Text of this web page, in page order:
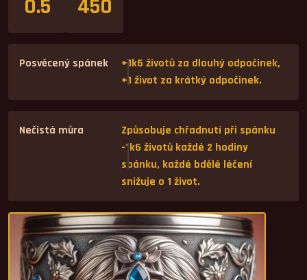
0.5 450
Posvěcený spánek
+1k6 životů za dlouhý odpočinek,
+1 život za krátký odpočinek.
Nečistá můra
Způsobuje chřadnutí při spánku
-1k6 životů každé 2 hodiny
spánku, každé bdělé léčení
snižuje o 1 život.